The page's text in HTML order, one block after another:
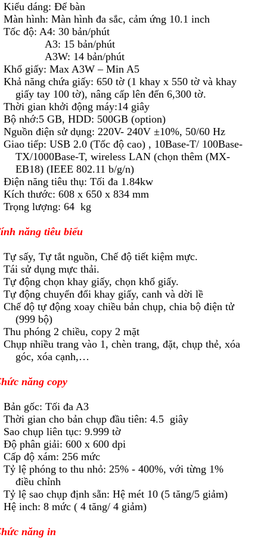
dáng: Để bàn
hình: Màn hình đa sắc, cảm ứng 10.1 inch
độ: A4: 30 bản/phút
15 bản/phút
14 bản/phút
giấy: Max A3W – Min A5
năng chứa giấy: 650 tờ (1 khay x 550 tờ và khay
giấy tay 100 tờ), nâng cấp lên đến 6,300 tờ.
gian khởi động máy:14 giây
nhớ:5 GB, HDD: 500GB (option)
điện sử dụng: 220V- 240V ±10%, 50/60 Hz
tiếp: USB 2.0 (Tốc độ cao) , 10Base-T/ 100Base-
TX/1000Base-T, wireless LAN (chọn thêm (MX-
EB18) (IEEE 802.11 b/g/n)
năng tiêu thụ: Tối đa 1.84kw
thước: 608 x 650 x 834 mm
lượng: 64 kg
năng tiêu biểu
sấy, Tự tắt nguồn, Chế độ tiết kiệm mực.
sử dụng mực thải.
động chọn khay giấy, chọn khổ giấy.
động chuyển đổi khay giấy, canh và dời lề
độ tự động xoay chiều bản chụp, chia bộ điện tử
(999 bộ)
phóng 2 chiều, copy 2 mặt
nhiều trang vào 1, chèn trang, đặt, chụp thẻ, xóa
góc, xóa cạnh,…
năng copy
gốc: Tối đa A3
gian cho bản chụp đầu tiên: 4.5 giây
chụp liên tục: 9.999 tờ
phân giải: 600 x 600 dpi
độ xám: 256 mức
lệ phóng to thu nhỏ: 25% - 400%, với từng 1%
điều chỉnh
lệ sao chụp định sẵn: Hệ mét 10 (5 tăng/5 giảm)
inch: 8 mức ( 4 tăng/ 4 giảm)
năng in